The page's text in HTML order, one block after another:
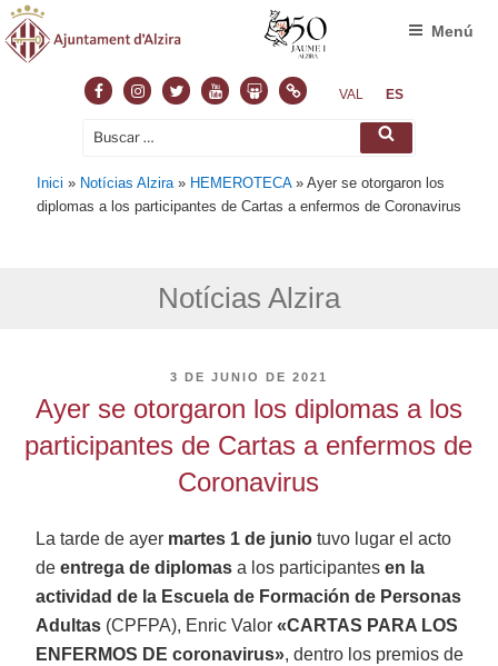
FacebookInstagram
TwitterYoutubeSlideshare
NormasVAL ES
Buscar
Buscar
Menú
Inici » Notícias Alzira » HEMEROTECA»Ayer se otorgaron los
diplomas a los participantes de Cartas a enfermos de Coronavirus
Notícias Alzira
PUBLICADO
3 DE JUNIO DE 2021
Ayer se otorgaron los diplomas a los
participantes de Cartas a enfermos de
Coronavirus
La tarde de ayer martes 1 de junio tuvo lugar el acto
deentrega de diplomas a los participantesen la
actividad de la Escuela de Formación de Personas
Adultas (CPFPA), Enric Valor«CARTAS PARA LOS
ENFERMOS DE coronavirus», dentro los premios de